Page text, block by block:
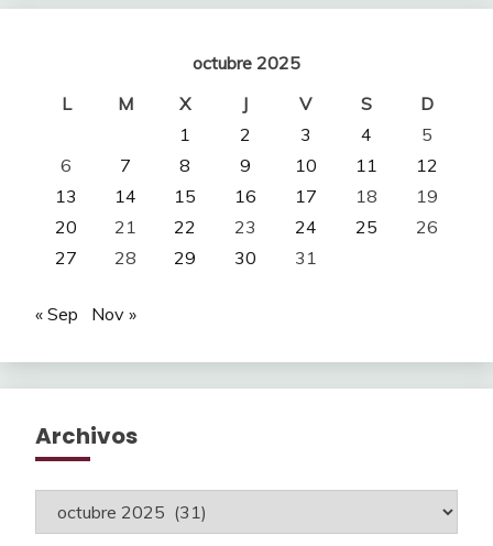
octubre 2025
L
M X J V S
D
1
2 3 4
5
6
7 8 9 10 11
12
13
14 15 16 17 18
19
20
21 22 23 24 25
26
27
28 29 30 31
« Sep Nov »
Archivos
Archivos